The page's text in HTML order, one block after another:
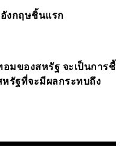
งกฤษชิ้นแรก
อมของสหรัฐ จะเป็นการชี้
รัฐที่จะมีผลกระทบถึง